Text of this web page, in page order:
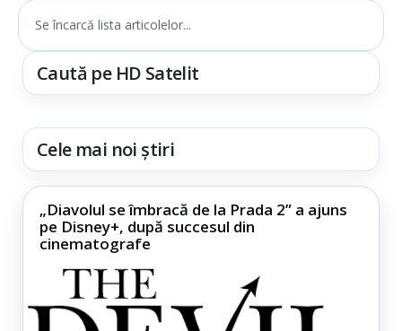
Se încarcă lista articolelor...
Caută pe HD Satelit
Cele mai noi știri
„Diavolul se îmbracă de la Prada 2” a ajuns
pe Disney+, după succesul din
cinematografe